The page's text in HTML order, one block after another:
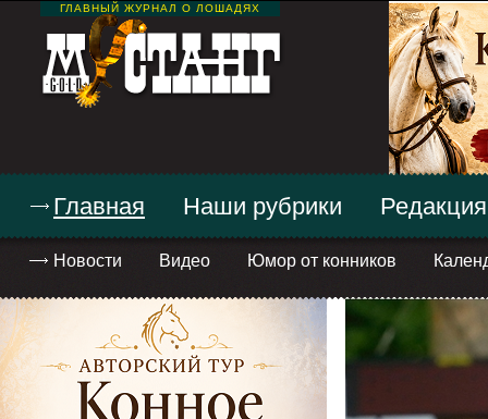
ГЛАВНЫЙ ЖУРНАЛ О ЛОШАДЯХ
Главная
Новости Видео Юмор от конников
Наши рубрики Редакция